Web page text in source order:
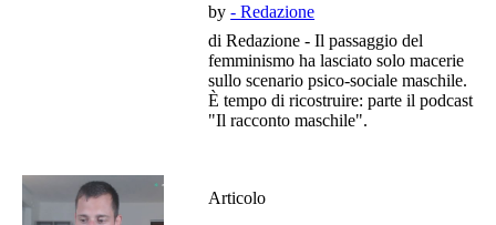
by- Redazione
di Redazione - Il passaggio del
femminismo ha lasciato solo macerie
sullo scenario psico-sociale maschile.
È tempo di ricostruire: parte il podcast
"Il racconto maschile".
Articolo